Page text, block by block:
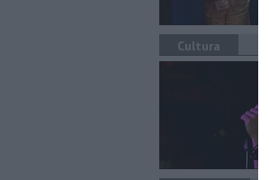
Cultura